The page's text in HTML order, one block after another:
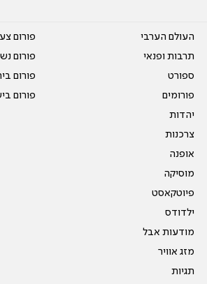
העולם הערבי
תרבות ופנאי
ספורט
פורומים
יהדות
צרכנות
אופנה
מוסיקה
פיוטקאסט
ילדודס
מודעות אבל
מזג אוויר
תגיות
פורום
פורום
פורום
פורום